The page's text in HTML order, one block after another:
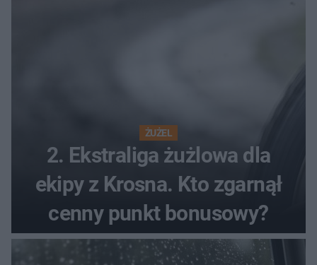
ŻUŻEL
2. Ekstraliga żużlowa dla
ekipy z Krosna. Kto zgarnął
cenny punkt bonusowy?